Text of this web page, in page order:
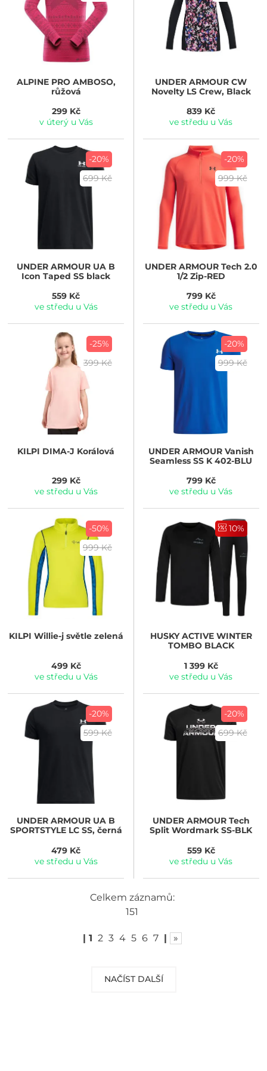
ALPINE PROAMBOSO,
růžová
299 Kč
v úterý u Vás
UNDER ARMOUR CW
Novelty LS Crew, Black
839 Kč
ve středu u Vás
-20%
699 Kč
UNDER ARMOUR UA B
Icon Taped SS black
559 Kč
ve středu u Vás
-20%
999 Kč
UNDER ARMOURTech 2.0
1/2 Zip-RED
799 Kč
ve středu u Vás
-25%
399 Kč
KILPI DIMA-J Korálová
299 Kč
ve středu u Vás
-20%
999 Kč
UNDER ARMOURVanish
Seamless SS K 402-BLU
799 Kč
ve středu u Vás
-50%
999 Kč
KILPI Willie-j světle zelená
499 Kč
ve středu u Vás
10%
HUSKYACTIVE WINTER
TOMBO BLACK
1 399 Kč
ve středu u Vás
-20%
599 Kč
UNDER ARMOUR UA B
SPORTSTYLE LC SS, černá
479 Kč
ve středu u Vás
-20%
699 Kč
UNDER ARMOURTech
Split Wordmark SS-BLK
559 Kč
ve středu u Vás
NAČÍST DALŠÍ
Celkem záznamů:
151
| 1 2 3 4 5 6 7 | »